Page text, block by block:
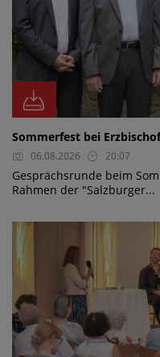
Sommerfest bei
06.08.2026 20:07
Gesprächsrunde beim
Rahmen der "Salzburger...